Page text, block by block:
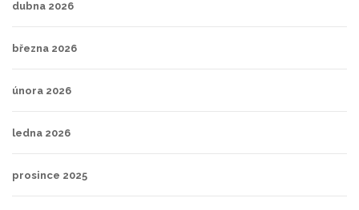
dubna 2026
března 2026
února 2026
ledna 2026
prosince 2025